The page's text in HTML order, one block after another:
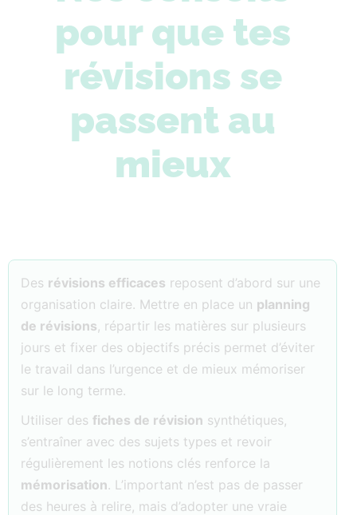
pour que tes
révisions se
passent au
mieux
Des révisions efficaces reposent d’abord sur une
organisation claire. Mettre en place un planning
de révisions, répartir les matières sur plusieurs
jours et fixer des objectifs précis permet d’éviter
le travail dans l’urgence et de mieux mémoriser
sur le long terme.
Utiliser des fiches de révision synthétiques,
s’entraîner avec des sujets types et revoir
régulièrement les notions clés renforce la
mémorisation. L’important n’est pas de passer
des heures à relire, mais d’adopter une vraie